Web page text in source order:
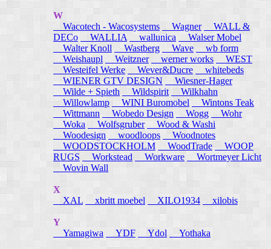
W
Wacotech - Wacosystems
Wagner
WALL &
DECo
WALLIA wallunica
Walser Mobel
Walter Knoll
Wastberg Wave
wb form
Weishaupl
Weitzner werner works
WEST
Westeifel Werke
Wever&Ducre
whitebeds
WIENER GTV DESIGN
Wiesner-Hager
Wilde + Spieth
Wildspirit
Wilkhahn
Willowlamp
WINI Buromobel
Wintons Teak
Wittmann
Wobedo Design Wogg
Wohr
Woka
Wolfsgruber
Wood & Washi
Woodesign
woodloops
Woodnotes
WOODSTOCKHOLM
WoodTrade
WOOP
RUGS
Workstead Workware
Wortmeyer Licht
Wovin Wall
X
XAL
xbritt moebel XILO1934 xilobis
Y
Yamagiwa
YDF Ydol Yothaka